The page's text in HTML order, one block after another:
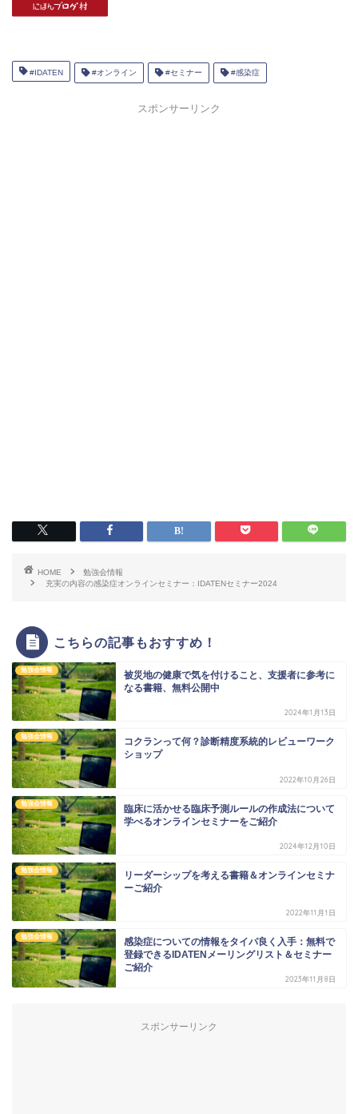
#IDATEN #オンライン #セミナー #感染症
スポンサーリンク
HOME
勉強会情報
充実の内容の感染症オンラインセミナー：IDATENセミナー2024
こちらの記事もおすすめ！
勉強会情報
被災地の健康で気を付けること、支援者に参考に
なる書籍、無料公開中
2024年1月13日
勉強会情報
コクランって何？診断精度系統的レビューワーク
ショップ
2022年10月26日
勉強会情報
臨床に活かせる臨床予測ルールの作成法について
学べるオンラインセミナーをご紹介
2024年12月10日
勉強会情報
リーダーシップを考える書籍＆オンラインセミナ
ーご紹介
2022年11月1日
勉強会情報
感染症についての情報をタイパ良く入手：無料で
登録できるIDATENメーリングリスト＆セミナー
ご紹介
2023年11月8日
スポンサーリンク